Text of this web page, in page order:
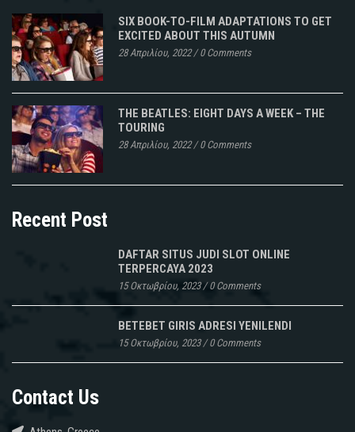
SIX BOOK-TO-FILM ADAPTATIONS TO GET
EXCITED ABOUT THIS AUTUMN
28 Απριλίου, 2022/0 Comments
THE BEATLES: EIGHT DAYS A WEEK – THE
TOURING
28 Απριλίου, 2022/0 Comments
Recent Post
DAFTAR SITUS JUDI SLOT ONLINE
TERPERCAYA 2023
15 Οκτωβρίου, 2023/0 Comments
BETEBET GIRIS ADRESI YENILENDI
15 Οκτωβρίου, 2023/0 Comments
Contact Us